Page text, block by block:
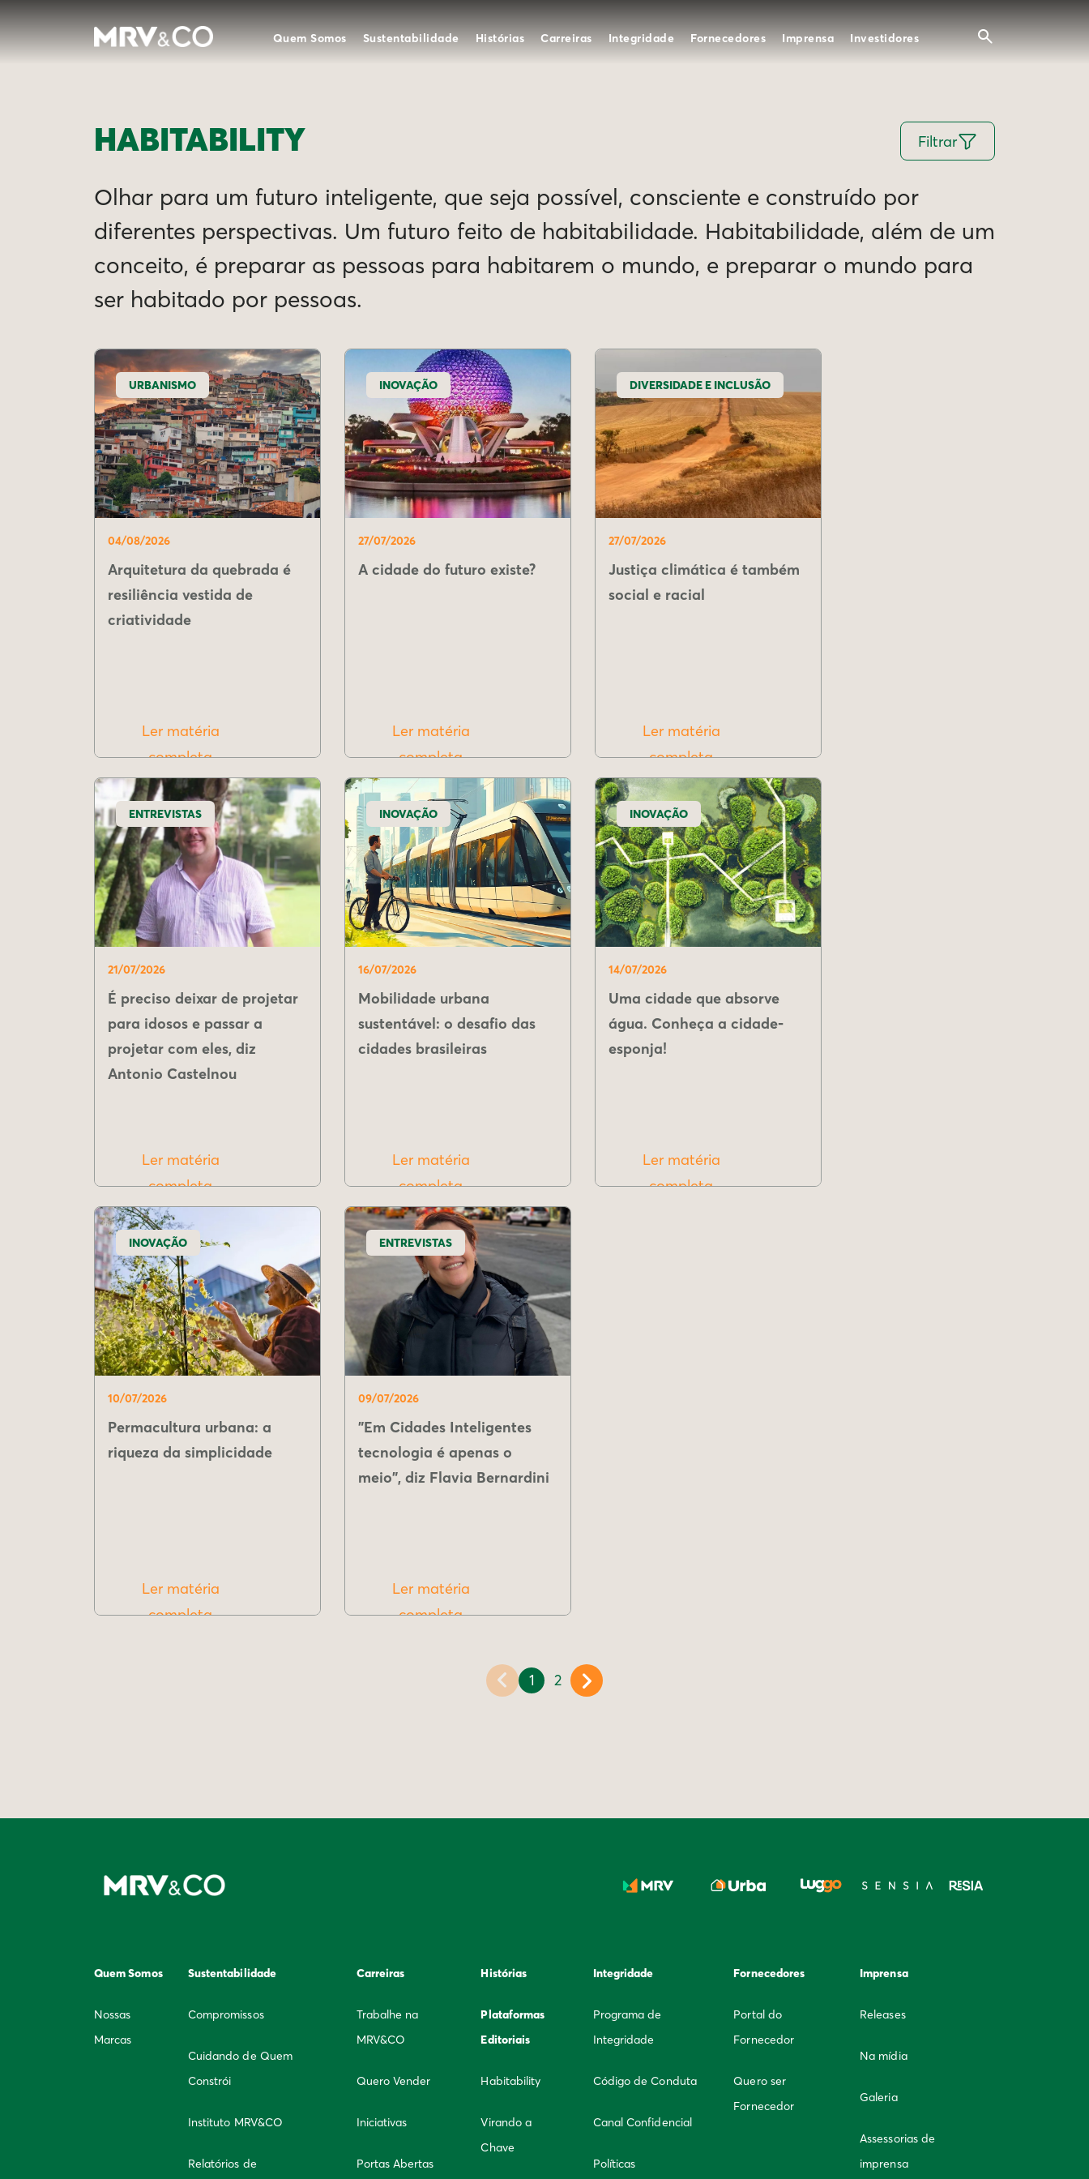
Quem Somos Sustentabilidade Histórias Carreiras Integridade Fornecedores Imprensa Investidores
HABITABILITY Filtrar
Olhar para um futuro inteligente, que seja possível, consciente e construído por
diferentes perspectivas. Um futuro feito de habitabilidade. Habitabilidade, além de um
conceito, é preparar as pessoas para habitarem o mundo, e preparar o mundo para
ser habitado por pessoas.
URBANISMO
04/08/2026
Arquitetura da quebrada é
resiliência vestida de
criatividade
Ler matéria
completa
INOVAÇÃO
27/07/2026
A cidade do futuro existe?
Ler matéria
completa
DIVERSIDADE E INCLUSÃO
27/07/2026
Justiça climática é também
social e racial
Ler matéria
completa
ENTREVISTAS
21/07/2026
É preciso deixar de projetar
para idosos e passar a
projetar com eles, diz
Antonio Castelnou
Ler matéria
completa
INOVAÇÃO
16/07/2026
Mobilidade urbana
sustentável: o desafio das
cidades brasileiras
Ler matéria
completa
INOVAÇÃO
14/07/2026
Uma cidade que absorve
água. Conheça a cidade-
esponja!
Ler matéria
completa
INOVAÇÃO
10/07/2026
Permacultura urbana: a
riqueza da simplicidade
Ler matéria
completa
ENTREVISTAS
09/07/2026
"Em Cidades Inteligentes
tecnologia é apenas o
meio", diz Flavia Bernardini
Ler matéria
completa
1 2
Quem Somos
Nossas
Marcas
Sustentabilidade
Compromissos
Cuidando de Quem
Constrói
Instituto MRV&CO
Relatórios de
Carreiras
Trabalhe na
MRV&CO
Quero Vender
Iniciativas
Portas Abertas
Histórias
Plataformas
Editoriais
Habitability
Virando a
Chave
Integridade
Programa de
Integridade
Código de Conduta
Canal Confidencial
Políticas
Fornecedores
Portal do
Fornecedor
Quero ser
Fornecedor
Imprensa
Releases
Na mídia
Galeria
Assessorias de
imprensa